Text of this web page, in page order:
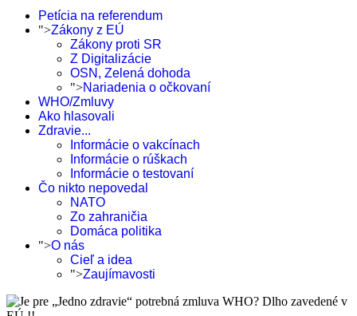
Petícia na referendum
">Zákony z EÚ
Zákony proti SR
Z Digitalizácie
OSN, Zelená dohoda
">Nariadenia o očkovaní
WHO/Zmluvy
Ako hlasovali
Zdravie...
Informácie o vakcínach
Informácie o rúškach
Informácie o testovaní
Čo nikto nepovedal
NATO
Zo zahraničia
Domáca politika
">O nás
Cieľ a idea
">Zaujímavosti